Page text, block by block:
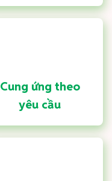
Cung ứng theo
yêu cầu